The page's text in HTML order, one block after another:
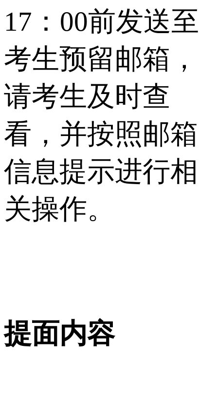
17：00前发送至
考生预留邮箱，
请考生及时查
看，并按照邮箱
信息提示进行相
关操作。
提面内容